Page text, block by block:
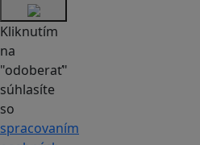
Kliknutím
na
"odoberať"
súhlasíte
so
spracovaním